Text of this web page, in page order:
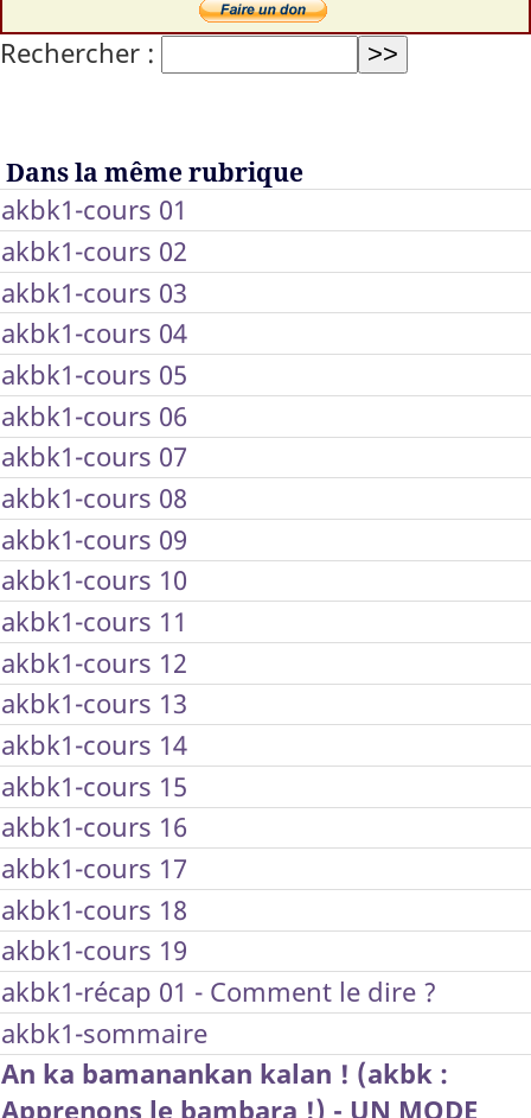
Rechercher :
Dans la même rubrique
akbk1-cours 01
akbk1-cours 02
akbk1-cours 03
akbk1-cours 04
akbk1-cours 05
akbk1-cours 06
akbk1-cours 07
akbk1-cours 08
akbk1-cours 09
akbk1-cours 10
akbk1-cours 11
akbk1-cours 12
akbk1-cours 13
akbk1-cours 14
akbk1-cours 15
akbk1-cours 16
akbk1-cours 17
akbk1-cours 18
akbk1-cours 19
akbk1-récap 01 - Comment le dire ?
akbk1-sommaire
An ka bamanankan kalan ! (akbk :